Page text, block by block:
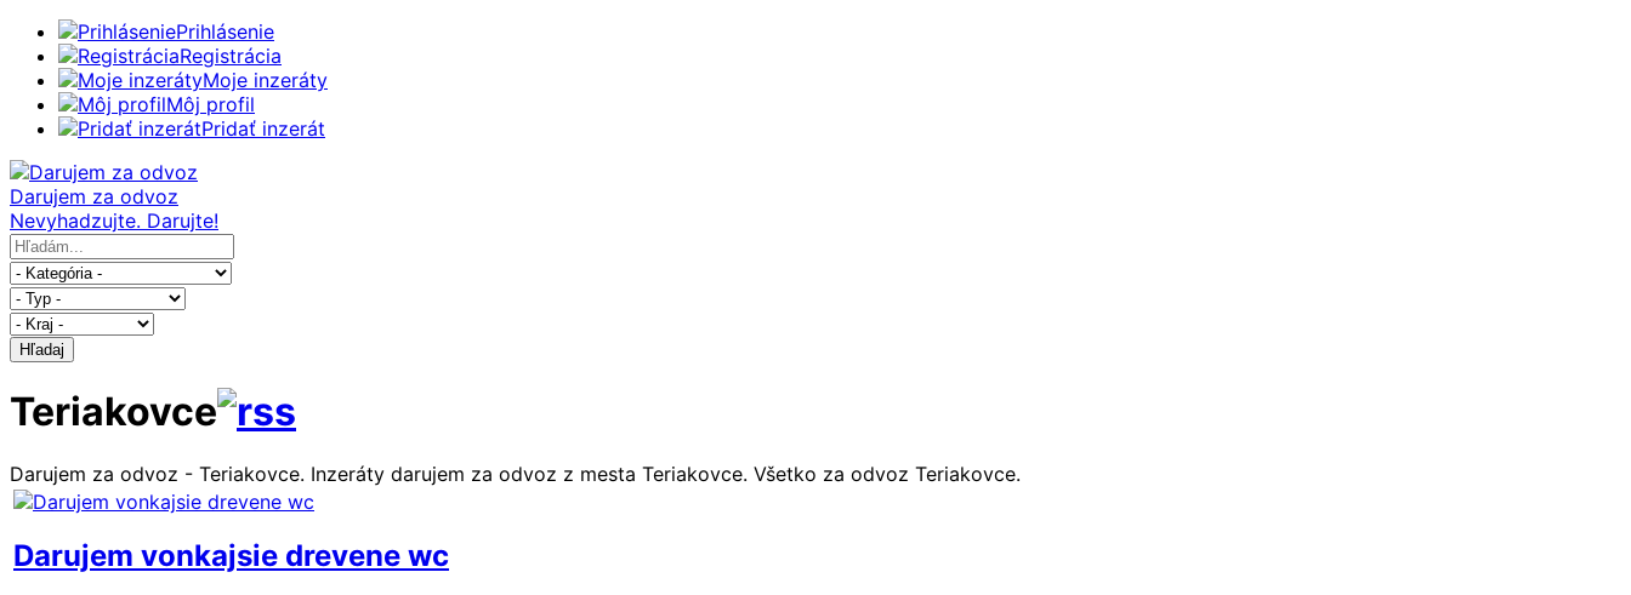
Prihlásenie
Registrácia
Moje inzeráty
Môj profil
Pridať inzerát
Darujem za odvoz
Nevyhadzujte. Darujte!
Hľadaj
Teriakovce
Darujem za odvoz - Teriakovce. Inzeráty darujem za odvoz z mesta Teriakovce. Všetko za odvoz Teriakovce.
Darujem vonkajsie drevene wc